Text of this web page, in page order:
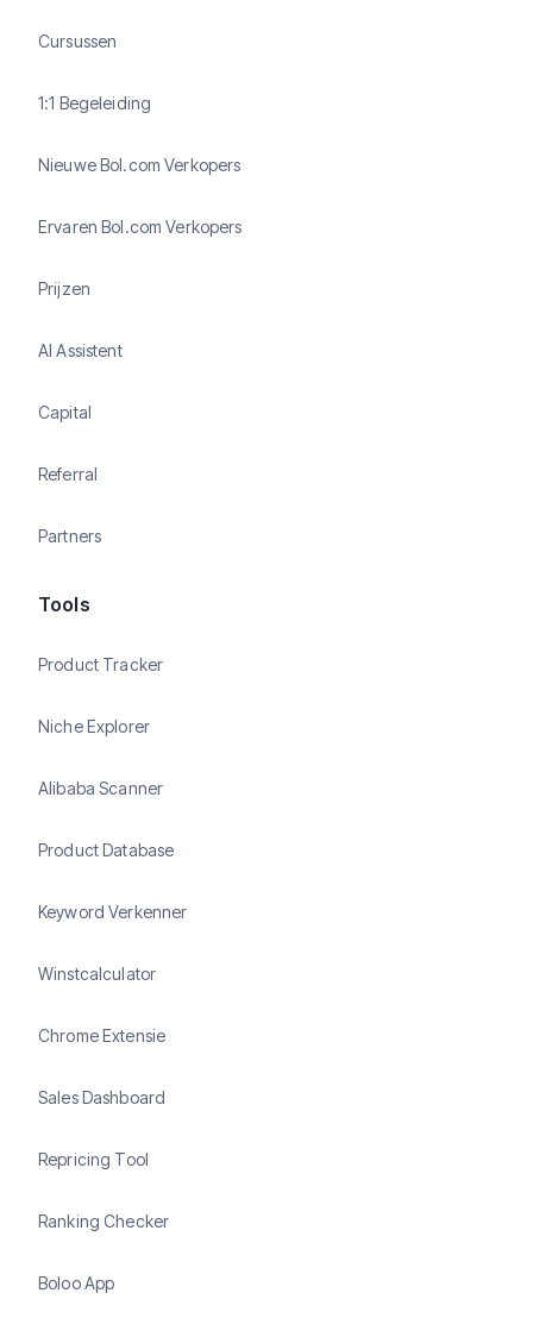
Cursussen
1:1 Begeleiding
Nieuwe Bol.com Verkopers
Ervaren Bol.com Verkopers
Prijzen
AI Assistent
Capital
Referral
Partners
Tools
Product Tracker
Niche Explorer
Alibaba Scanner
Product Database
Keyword Verkenner
Winstcalculator
Chrome Extensie
Sales Dashboard
Repricing Tool
Ranking Checker
Boloo App